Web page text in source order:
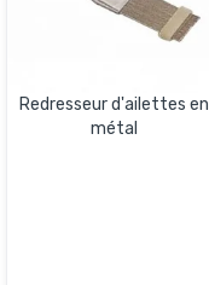
Redresseur d'ailettes en
métal